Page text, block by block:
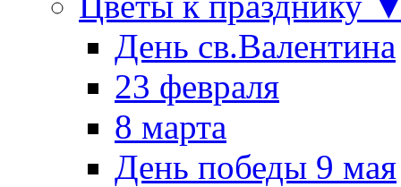
День св.Валентина
23 февраля
8 марта
День победы 9 мая